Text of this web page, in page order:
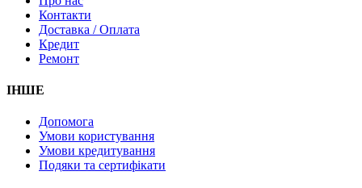
Контакти
Доставка / Оплата
Кредит
Ремонт
ІНШЕ
Допомога
Умови користування
Умови кредитування
Подяки та сертифікати